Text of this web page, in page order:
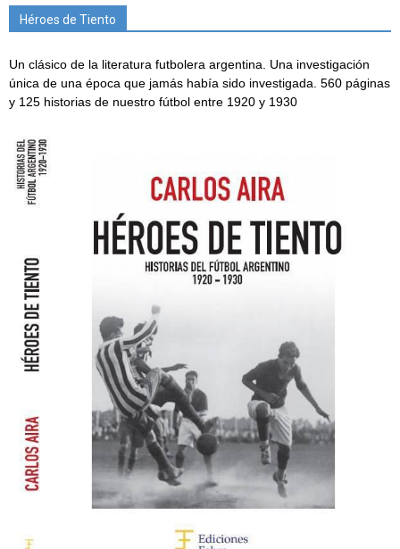
Héroes de Tiento
Un clásico de la literatura futbolera argentina. Una investigación
única de una época que jamás había sido investigada. 560 páginas
y 125 historias de nuestro fútbol entre 1920 y 1930